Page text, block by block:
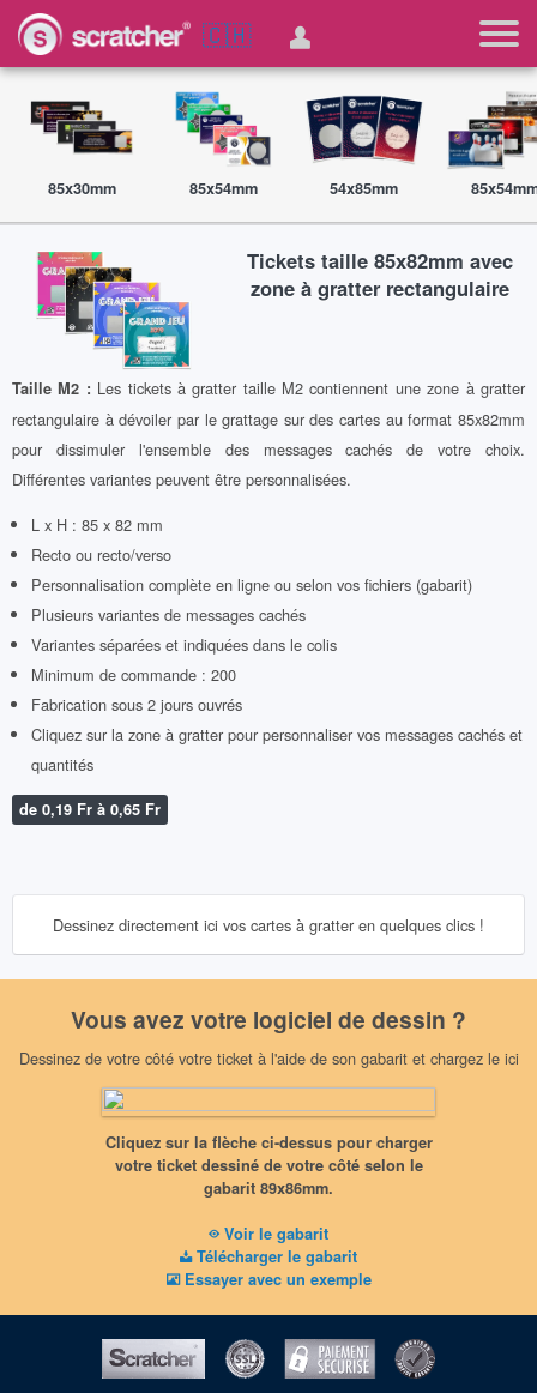
🇨🇭
85x30mm 85x54mm 54x85mm
Tickets taille 85x82mm avec
zone à gratter rectangulaire
Taille M2 : Les tickets à gratter taille M2 contiennent une zone à gratter
rectangulaire à dévoiler par le grattage sur des cartes au format 85x82mm
pour dissimuler l'ensemble des messages cachés de votre choix.
Différentes variantes peuvent être personnalisées.
L x H : 85 x 82 mm
Recto ou recto/verso
Personnalisation complète en ligne ou selon vos fichiers (gabarit)
Plusieurs variantes de messages cachés
Variantes séparées et indiquées dans le colis
Minimum de commande : 200
Fabrication sous 2 jours ouvrés
Cliquez sur la zone à gratter pour personnaliser vos messages cachés et
quantités
de 0,19 Fr à 0,65 Fr
Dessinez directement ici vos cartes à gratter en quelques clics !
Vous avez votre logiciel de dessin ?
Dessinez de votre côté votre ticket à l'aide de son gabarit et chargez le ici
Charger mon visuel recto
Côté à gratter
89x86mm
PDF vectorisé (ou JPG), 600dpi
Sans messages cachés
Cliquez sur la flèche ci-dessus pour charger
votre ticket dessiné de votre côté selon le
gabarit 89x86mm.
Voir le gabarit
Télécharger le gabarit
Essayer avec un exemple